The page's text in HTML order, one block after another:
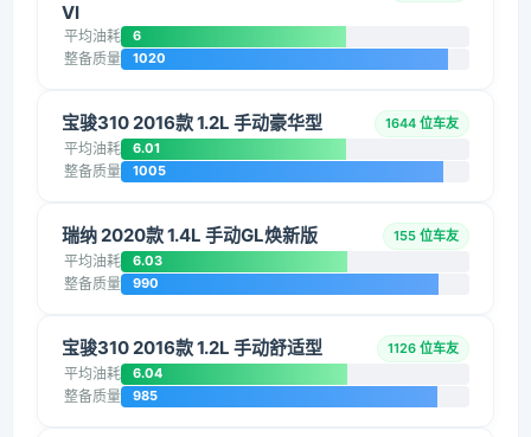
VI
平均油耗 6
整备质量 1020
宝骏310 2016款 1.2L 手动豪华型 1644 位车友
平均油耗 6.01
整备质量 1005
瑞纳 2020款 1.4L 手动GL焕新版 155 位车友
平均油耗 6.03
整备质量 990
宝骏310 2016款 1.2L 手动舒适型 1126 位车友
平均油耗 6.04
整备质量 985